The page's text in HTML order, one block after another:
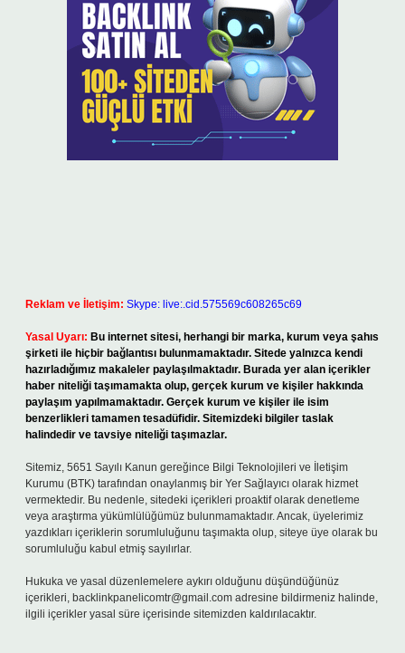
Reklam ve İletişim: Skype: live:.cid.575569c608265c69
Yasal Uyarı: Bu internet sitesi, herhangi bir marka, kurum veya şahıs
şirketi ile hiçbir bağlantısı bulunmamaktadır. Sitede yalnızca kendi
hazırladığımız makaleler paylaşılmaktadır. Burada yer alan içerikler
haber niteliği taşımamakta olup, gerçek kurum ve kişiler hakkında
paylaşım yapılmamaktadır. Gerçek kurum ve kişiler ile isim
benzerlikleri tamamen tesadüfidir. Sitemizdeki bilgiler taslak
halindedir ve tavsiye niteliği taşımazlar.
Sitemiz, 5651 Sayılı Kanun gereğince Bilgi Teknolojileri ve İletişim
Kurumu (BTK) tarafından onaylanmış bir Yer Sağlayıcı olarak hizmet
vermektedir. Bu nedenle, sitedeki içerikleri proaktif olarak denetleme
veya araştırma yükümlülüğümüz bulunmamaktadır. Ancak, üyelerimiz
yazdıkları içeriklerin sorumluluğunu taşımakta olup, siteye üye olarak bu
sorumluluğu kabul etmiş sayılırlar.
Hukuka ve yasal düzenlemelere aykırı olduğunu düşündüğünüz
içerikleri, backlinkpanelicomtr@gmail.com adresine bildirmeniz halinde,
ilgili içerikler yasal süre içerisinde sitemizden kaldırılacaktır.